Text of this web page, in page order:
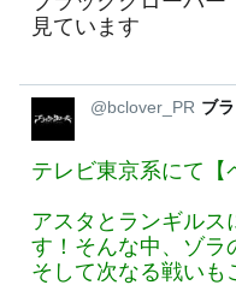
見ています
@bclover_PR ブ
テレビ東京系にて【
アスタとランギルス
す！そんな中、ゾ
そして次なる戦いも